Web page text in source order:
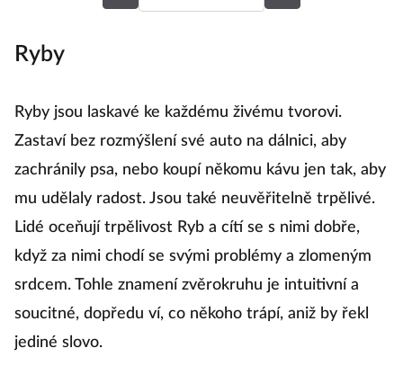
Ryby
Ryby jsou laskavé ke každému živému tvorovi.
Zastaví bez rozmýšlení své auto na dálnici, aby
zachránily psa, nebo koupí někomu kávu jen tak, aby
mu udělaly radost. Jsou také neuvěřitelně trpělivé.
Lidé oceňují trpělivost Ryb a cítí se s nimi dobře,
když za nimi chodí se svými problémy a zlomeným
srdcem. Tohle znamení zvěrokruhu je intuitivní a
soucitné, dopředu ví, co někoho trápí, aniž by řekl
jediné slovo.